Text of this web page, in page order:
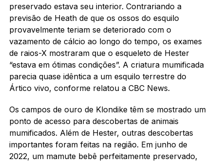
preservado estava seu interior. Contrariando a
previsão de Heath de que os ossos do esquilo
provavelmente teriam se deteriorado com o
vazamento de cálcio ao longo do tempo, os exames
de raios-X mostraram que o esqueleto de Hester
“estava em ótimas condições”. A criatura mumificada
parecia quase idêntica a um esquilo terrestre do
Ártico vivo, conforme relatou a CBC News.
Os campos de ouro de Klondike têm se mostrado um
ponto de acesso para descobertas de animais
mumificados. Além de Hester, outras descobertas
importantes foram feitas na região. Em junho de
2022, um mamute bebê perfeitamente preservado,